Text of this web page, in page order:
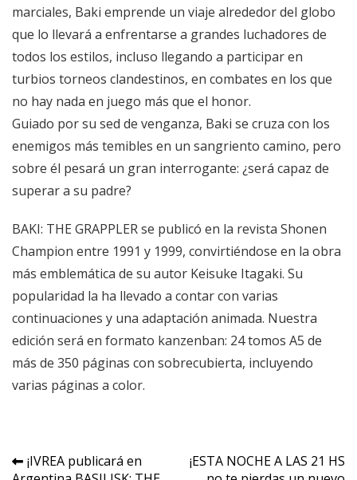
marciales, Baki emprende un viaje alrededor del globo
que lo llevará a enfrentarse a grandes luchadores de
todos los estilos, incluso llegando a participar en
turbios torneos clandestinos, en combates en los que
no hay nada en juego más que el honor.
Guiado por su sed de venganza, Baki se cruza con los
enemigos más temibles en un sangriento camino, pero
sobre él pesará un gran interrogante: ¿será capaz de
superar a su padre?
BAKI: THE GRAPPLER se publicó en la revista Shonen
Champion entre 1991 y 1999, convirtiéndose en la obra
más emblemática de su autor Keisuke Itagaki. Su
popularidad la ha llevado a contar con varias
continuaciones y una adaptación animada. Nuestra
edición será en formato kanzenban: 24 tomos A5 de
más de 350 páginas con sobrecubierta, incluyendo
varias páginas a color.
Navegación
¡IVREA publicará en
¡ESTA NOCHE A LAS 21 HS